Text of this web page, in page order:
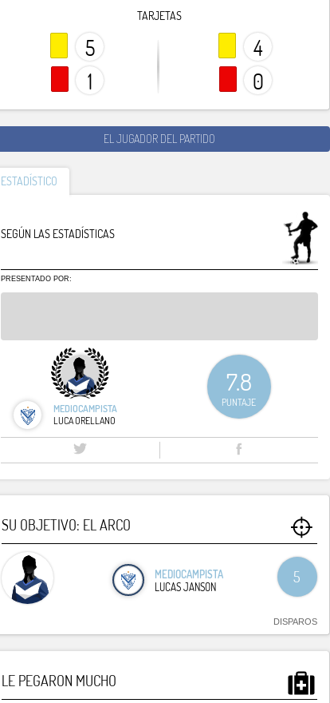
TARJETAS
5
1
4
0
EL JUGADOR DEL PARTIDO
ESTADÍSTICO
SEGÚN LAS ESTADÍSTICAS
PRESENTADO POR:
MEDIOCAMPISTA
LUCA ORELLANO
7.8
PUNTAJE
SU OBJETIVO: EL ARCO
MEDIOCAMPISTA
LUCAS JANSON
5
DISPAROS
LE PEGARON MUCHO